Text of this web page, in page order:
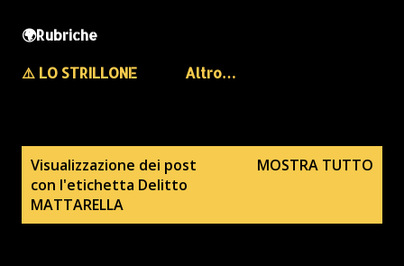
🌍Rubriche
⚠️ LO STRILLONE
Altro…
Visualizzazione dei post
con l'etichetta Delitto
MATTARELLA
MOSTRA TUTTO